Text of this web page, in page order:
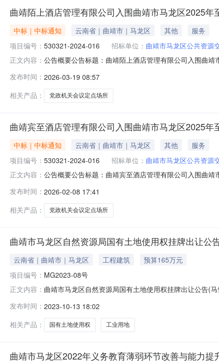
曲靖陌上酒店管理有限公司入围曲靖市马龙区2025
中标｜中标通知 云南省｜曲靖市｜马龙区 其他
服务
项目编号： 530321-2024-016 招标单位： 曲靖市马龙区公共资源
正文内容： 公告概要公告标题：曲靖陌上酒店管理有限公司入围曲
中心征集人地址：云南省曲靖市马龙县曲靖市马龙区通
发布时间： 2026-03-19 08:57
相关产品：
党政机关会议定点场所
曲靖宾至酒店管理有限公司入围曲靖市马龙区2025
中标｜中标通知 云南省｜曲靖市｜马龙区 其他
服务
项目编号： 530321-2024-016 招标单位： 曲靖市马龙区公共资源
正文内容： 公告概要公告标题：曲靖宾至酒店管理有限公司入围曲
中心征集人地址：云南省曲靖市马龙县曲靖市马龙区通
发布时间： 2026-02-08 17:41
相关产品：
党政机关会议定点场所
曲靖市马龙区自然资源局国有土地使用权挂牌出让公
云南省｜曲靖市｜马龙区 工程建筑
预算165万元
项目编号： MG2023-08号
正文内容： 曲靖市马龙区自然资源局国有土地使用权挂牌出让公告(
桥路南侧、国典路东侧、国宾路北侧）年限：40年容积
发布时间： 2023-10-13 18:02
相关产品：
国有土地使用权 工业用地
曲靖市马龙区2022年义务教育薄弱环节改善与能力提